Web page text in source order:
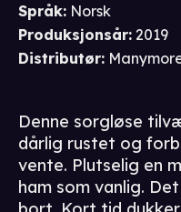
Språk: Norsk
Produksjonsår: 2019
Distributør:
Denne sorgløse
dårlig rustet og
vente. Plutselig en
ham som vanlig.